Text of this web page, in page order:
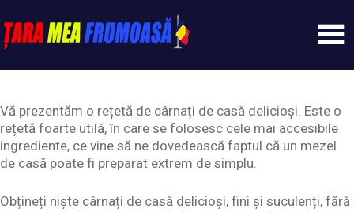
to
content
Tarameafrumoasa
Vă prezentăm o rețetă de cârnați de casă delicioși. Este o
rețetă foarte utilă, în care se folosesc cele mai accesibile
ingrediente, ce vine să ne dovedească faptul că un mezel
de casă poate fi preparat extrem de simplu.
Obțineți niște cârnați de casă delicioși, fini și suculenți, fără